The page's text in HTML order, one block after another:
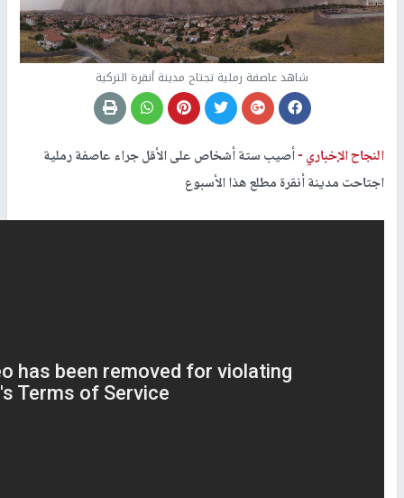
شاهد عاصفة رملية تجتاح مدينة أنقرة التركية
النجاح الإخباري -أصيب ستة أشخاص على الأقل جراء عاصفة رملية
اجتاحت مدينة أنقرة مطلع هذا الأسبوع